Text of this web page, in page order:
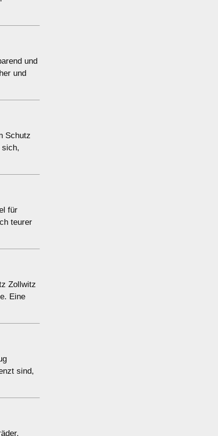
und
und
Schutz
sich,
für
teurer
Zollwitz
Eine
sind,